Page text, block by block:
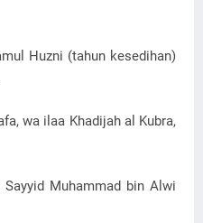
Huzni (tahun kesedihan)
wa ilaa Khadijah al Kubra,
Muhammad bin Alwi